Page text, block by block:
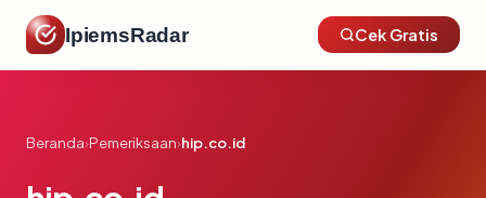
IpiemsRadar Cek Gratis
Beranda›Pemeriksaan›hip.co.id